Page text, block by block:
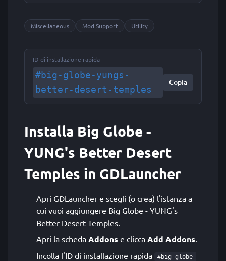
Miscellaneous Mod Support Utility
ID di installazione rapida
#big-globe-yungs-
better-desert-temples
Copia
Installa Big Globe -
YUNG's Better Desert
Temples in GDLauncher
Apri GDLauncher e scegli (o crea) l'istanza a
cui vuoi aggiungere Big Globe - YUNG's
Better Desert Temples.
Apri la scheda Addons e clicca Add Addons.
Incolla l'ID di installazione rapida
#big-globe-